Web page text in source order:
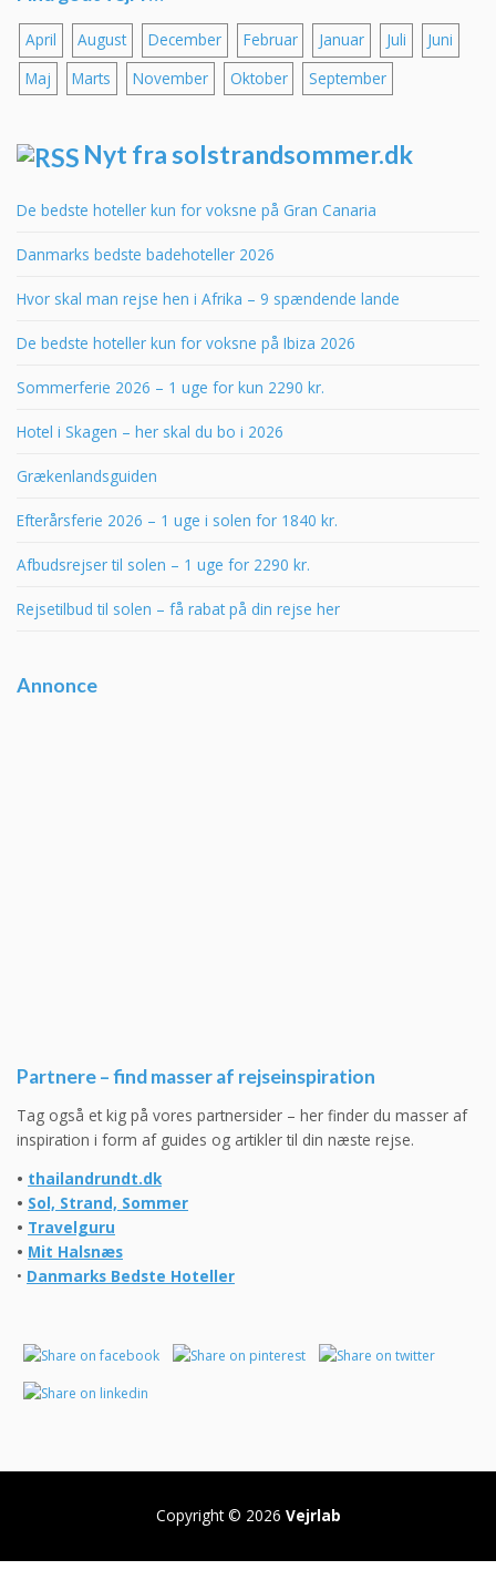
April August December Februar Januar Juli
Juni
Maj
Marts November Oktober September
Nyt fra solstrandsommer.dk
De bedste hoteller kun for voksne på Gran Canaria
Danmarks bedste badehoteller 2026
Hvor skal man rejse hen i Afrika – 9 spændende lande
De bedste hoteller kun for voksne på Ibiza 2026
Sommerferie 2026 – 1 uge for kun 2290 kr.
Hotel i Skagen – her skal du bo i 2026
Grækenlandsguiden
Efterårsferie 2026 – 1 uge i solen for 1840 kr.
Afbudsrejser til solen – 1 uge for 2290 kr.
Rejsetilbud til solen – få rabat på din rejse her
Annonce
Partnere – find masser af rejseinspiration
Tag også et kig på vores partnersider – her finder du masser af
inspiration i form af guides og artikler til din næste rejse.
• thailandrundt.dk
• Sol, Strand, Sommer
• Travelguru
• Mit Halsnæs
• Danmarks Bedste Hoteller
Copyright © 2026 Vejrlab